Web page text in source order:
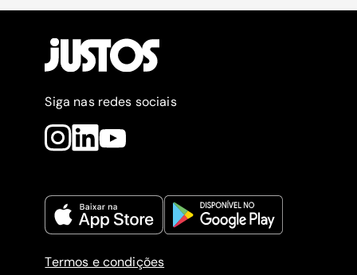
Siga nas redes sociais
Termos e condições